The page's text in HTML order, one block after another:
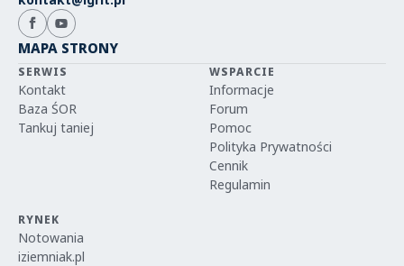
MAPA STRONY
SERWIS
Kontakt
Baza ŚOR
Tankuj taniej
WSPARCIE
Informacje
Forum
Pomoc
Polityka Prywatności
Cennik
Regulamin
RYNEK
Notowania
iziemniak.pl